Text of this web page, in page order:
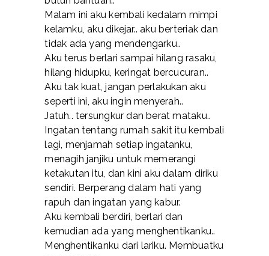
Malam ini aku kembali kedalam mimpi
kelamku, aku dikejar.. aku berteriak dan
tidak ada yang mendengarku..
Aku terus berlari sampai hilang rasaku,
hilang hidupku, keringat bercucuran..
Aku tak kuat, jangan perlakukan aku
seperti ini, aku ingin menyerah..
Jatuh.. tersungkur dan berat mataku..
Ingatan tentang rumah sakit itu kembali
lagi, menjamah setiap ingatanku,
menagih janjiku untuk memerangi
ketakutan itu, dan kini aku dalam diriku
sendiri. Berperang dalam hati yang
rapuh dan ingatan yang kabur.
Aku kembali berdiri, berlari dan
kemudian ada yang menghentikanku..
Menghentikanku dari lariku. Membuatku